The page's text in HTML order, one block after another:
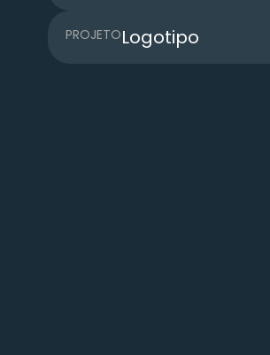
PROJETOLogotipo